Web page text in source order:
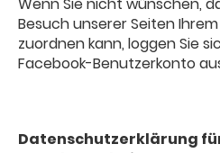
Besuch unserer Seiten
zuordnen kann, loggen Sie
Facebook-Benutzerkonto
Datenschutzerklärung